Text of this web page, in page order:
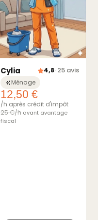
Cylia 4,8· 25 avis
Ménage
12,50 €
/h après crédit d'impôt
25 €/h avant avantage
fiscal